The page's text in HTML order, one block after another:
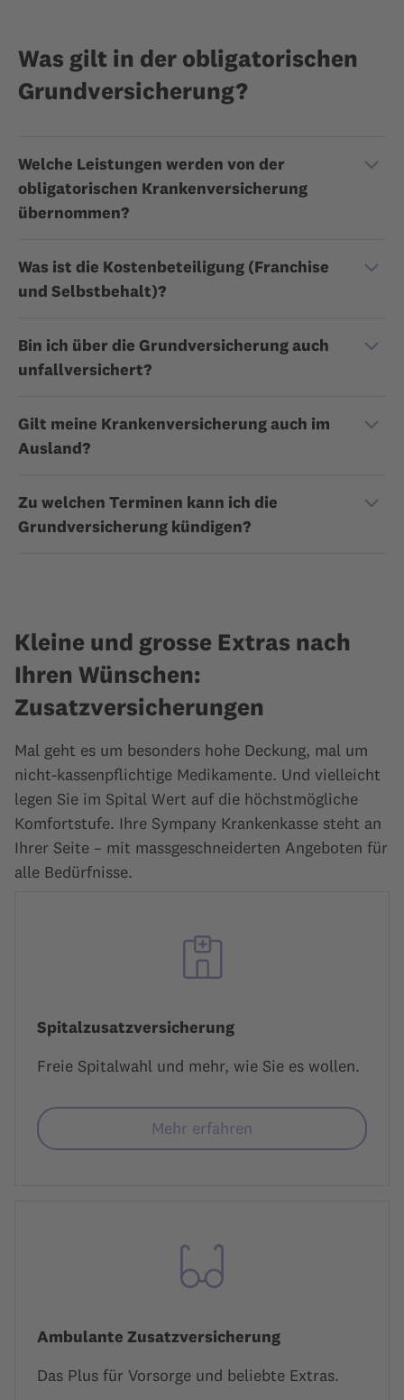
Was gilt in der obligatorischen
Grundversicherung?
Welche Leistungen werden von der
obligatorischen Krankenversicherung
übernommen?
Was ist die Kostenbeteiligung (Franchise
und Selbstbehalt)?
Bin ich über die Grundversicherung auch
unfallversichert?
Gilt meine Krankenversicherung auch im
Ausland?
Zu welchen Terminen kann ich die
Grundversicherung kündigen?
Kleine und grosse Extras nach
Ihren Wünschen:
Zusatzversicherungen
Mal geht es um besonders hohe Deckung, mal um
nicht-kassenpflichtige Medikamente. Und vielleicht
legen Sie im Spital Wert auf die höchstmögliche
Komfortstufe. Ihre Sympany Krankenkasse steht an
Ihrer Seite – mit massgeschneiderten Angeboten für
alle Bedürfnisse.
Spitalzusatzversicherung
Freie Spitalwahl und mehr, wie Sie es wollen.
Mehr erfahren
Ambulante Zusatzversicherung
Das Plus für Vorsorge und beliebte Extras.